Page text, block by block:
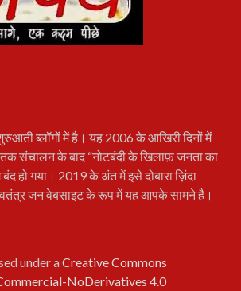
ब्लॉगों में है। यह 2006 के आखिरी दिनों में
संचालन के बाद “नोटबंदी के खिलाफ़ जनता का
बंद हो गया। 2019 के अंत में इसे दोबारा ज़िंदा
जन वेबसाइट के रूप में यह आपके सामने है।
under aCreative Commons
NoDerivatives 4.0